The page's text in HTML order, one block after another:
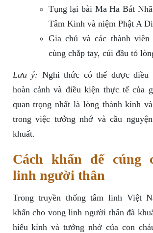
Tụng lại bài Ma Ha Bát
Tâm Kinh và niệm Phật A
Gia chủ và các thành
cùng chắp tay, cúi đầu tỏ
Lưu ý: Nghi thức có thể được điều
hoàn cảnh và điều kiện thực tế của
quan trọng nhất là lòng thành kính
trong việc tưởng nhớ và cầu
khuất.
Cách khấn để cúng
linh người thân
Trong truyền thống tâm linh Việt
khấn cho vong linh người thân đã
hiếu kính và tưởng nhớ của con